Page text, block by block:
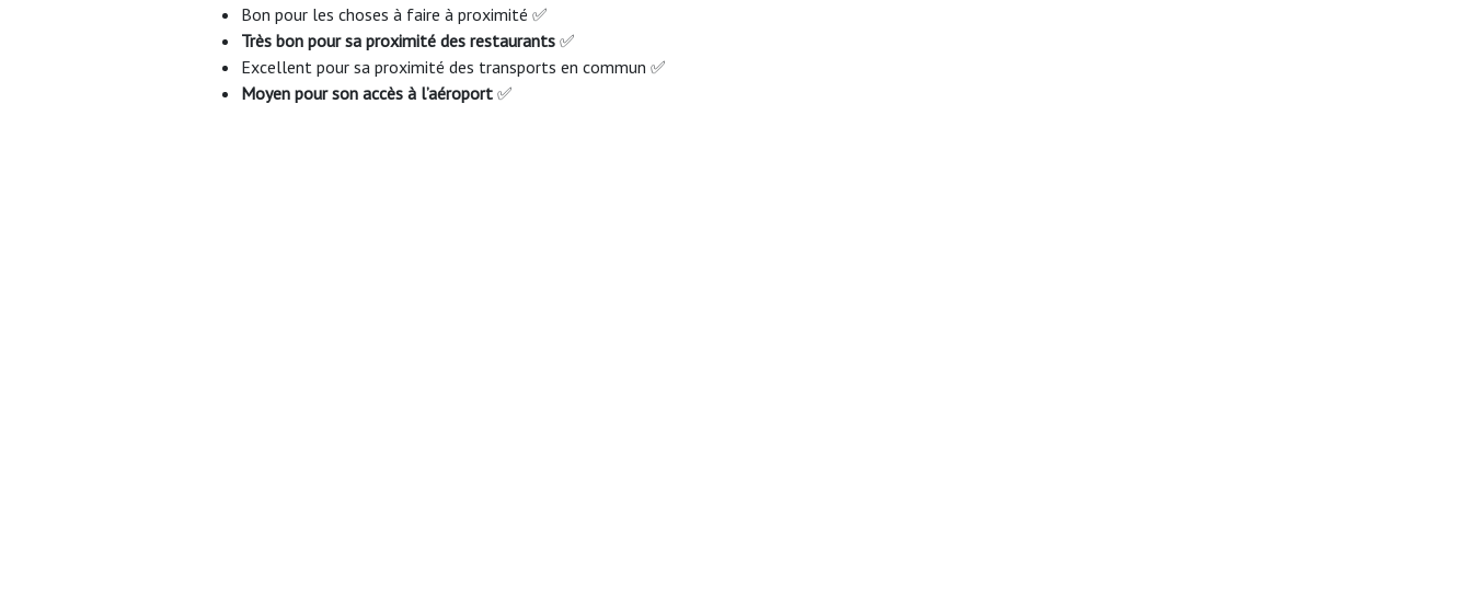
Bon pour les choses à faire à proximité ✅
Très bon pour sa proximité des restaurants ✅
Excellent pour sa proximité des transports en commun ✅
Moyen pour son accès à l’aéroport ✅